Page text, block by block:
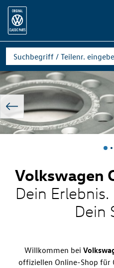
Volkswagen
Dein
Dein
Willkommen bei
offiziellen Online-Shop für